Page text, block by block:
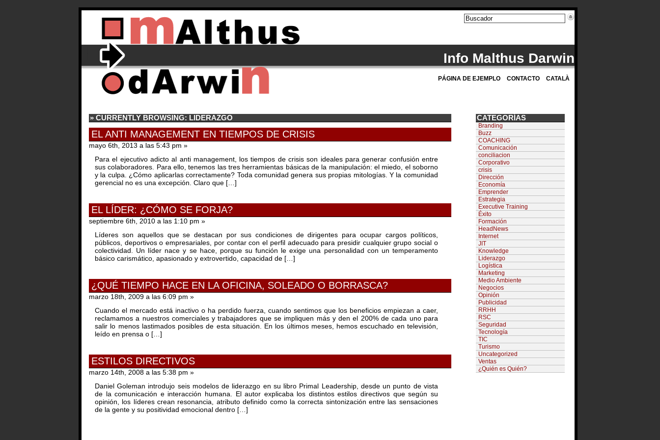
Info Malthus Darwin
PÁGINA DE EJEMPLO CONTACTO CATALÀ
» CURRENTLY BROWSING: LIDERAZGO
EL ANTI MANAGEMENT EN TIEMPOS DE CRISIS
mayo 6th, 2013 a las 5:43 pm »
Para el ejecutivo adicto al anti management, los tiempos de crisis son ideales para generar confusión entre
sus colaboradores. Para ello, tenemos las tres herramientas básicas de la manipulación: el miedo, el soborno
y la culpa. ¿Cómo aplicarlas correctamente? Toda comunidad genera sus propias mitologías. Y la comunidad
gerencial no es una excepción. Claro que […]
EL LÍDER: ¿CÓMO SE FORJA?
septiembre 6th, 2010 a las 1:10 pm »
Líderes son aquellos que se destacan por sus condiciones de dirigentes para ocupar cargos políticos,
públicos, deportivos o empresariales, por contar con el perfil adecuado para presidir cualquier grupo social o
colectividad. Un líder nace y se hace, porque su función le exige una personalidad con un temperamento
básico carismático, apasionado y extrovertido, capacidad de […]
¿QUÉ TIEMPO HACE EN LA OFICINA, SOLEADO O BORRASCA?
marzo 18th, 2009 a las 6:09 pm »
Cuando el mercado está inactivo o ha perdido fuerza, cuando sentimos que los beneficios empiezan a caer,
reclamamos a nuestros comerciales y trabajadores que se impliquen más y den el 200% de cada uno para
salir lo menos lastimados posibles de esta situación. En los últimos meses, hemos escuchado en televisión,
leído en prensa o […]
ESTILOS DIRECTIVOS
marzo 14th, 2008 a las 5:38 pm »
Daniel Goleman introdujo seis modelos de liderazgo en su libro Primal Leadership, desde un punto de vista
de la comunicación e interacción humana. El autor explicaba los distintos estilos directivos que según su
opinión, los líderes crean resonancia, atributo definido como la correcta sintonización entre las sensaciones
de la gente y su positividad emocional dentro […]
CATEGORÍAS
Branding
Buzz
COACHING
Comunicación
conciliacion
Corporativo
crisis
Dirección
Economía
Emprender
Estrategia
Executive Training
Éxito
Formación
HeadNews
Internet
JIT
Knowledge
Liderazgo
Logística
Marketing
Medio Ambiente
Negocios
Opinión
Publicidad
RRHH
RSC
Seguridad
Tecnología
TIC
Turismo
Uncategorized
Ventas
¿Quién es Quién?